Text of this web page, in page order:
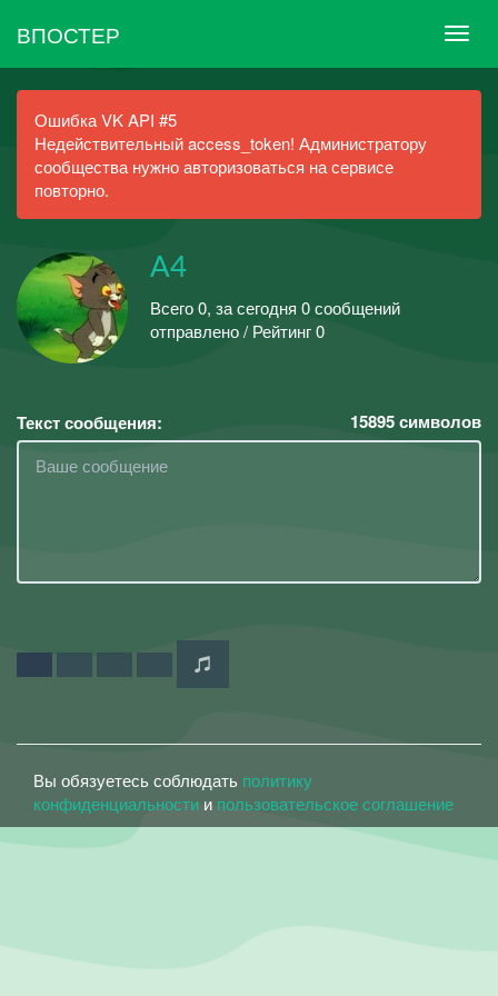
ВПОСТЕР
Ошибка VK API #5
Недействительный access_token! Администратору
сообщества нужно авторизоваться на сервисе
повторно.
А4
Всего 0, за сегодня 0 сообщений
отправлено / Рейтинг 0
Текст сообщения: 15895символов
Вы обязуетесь соблюдать политику
конфиденциальности и пользовательское соглашение